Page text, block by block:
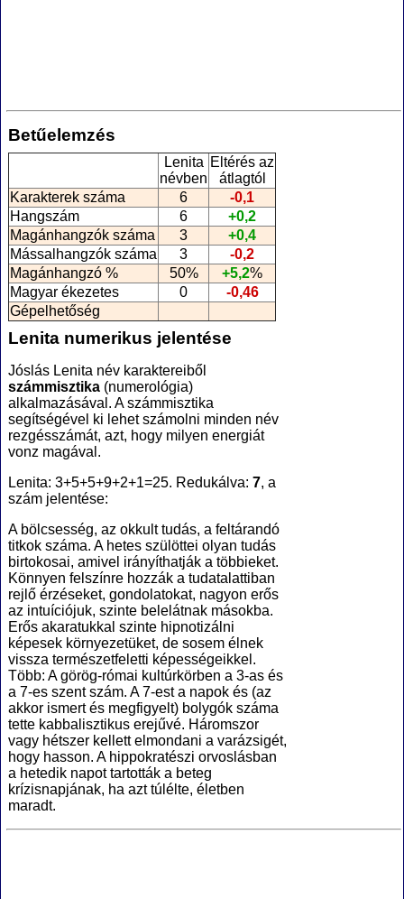
Betűelemzés
Lenita
névben
Eltérés az
átlagtól
Karakterek száma
6
-0,1
Hangszám
6
+0,2
Magánhangzók száma
3
+0,4
Mássalhangzók száma
3
-0,2
Magánhangzó %
50% +5,2%
Magyar ékezetes
0
-0,46
Gépelhetőség
Lenita numerikus jelentése
Jóslás Lenita név karaktereiből
számmisztika (numerológia)
alkalmazásával. A számmisztika
segítségével ki lehet számolni minden név
rezgésszámát, azt, hogy milyen energiát
vonz magával.
Lenita: 3+5+5+9+2+1=25. Redukálva: 7, a
szám jelentése:
A bölcsesség, az okkult tudás, a feltárandó
titkok száma. A hetes szülöttei olyan tudás
birtokosai, amivel irányíthatják a többieket.
Könnyen felszínre hozzák a tudatalattiban
rejlő érzéseket, gondolatokat, nagyon erős
az intuíciójuk, szinte belelátnak másokba.
Erős akaratukkal szinte hipnotizálni
képesek környezetüket, de sosem élnek
vissza természetfeletti képességeikkel.
Több: A görög-római kultúrkörben a 3-as és
a 7-es szent szám. A 7-est a napok és (az
akkor ismert és megfigyelt) bolygók száma
tette kabbalisztikus erejűvé. Háromszor
vagy hétszer kellett elmondani a varázsigét,
hogy hasson. A hippokratészi orvoslásban
a hetedik napot tartották a beteg
krízisnapjának, ha azt túlélte, életben
maradt.